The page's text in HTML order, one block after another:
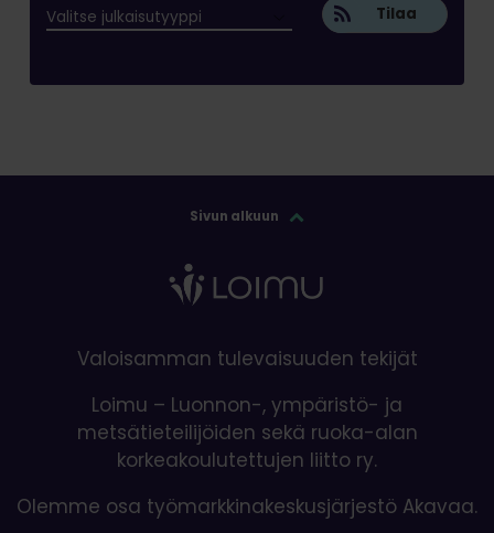
Tilaa
Sivun alkuun
Valoisamman tulevaisuuden tekijät
Loimu – Luonnon-, ympäristö- ja
metsätieteilijöiden sekä ruoka-alan
korkeakoulutettujen liitto ry.
Olemme osa työmarkkinakeskusjärjestö Akavaa.